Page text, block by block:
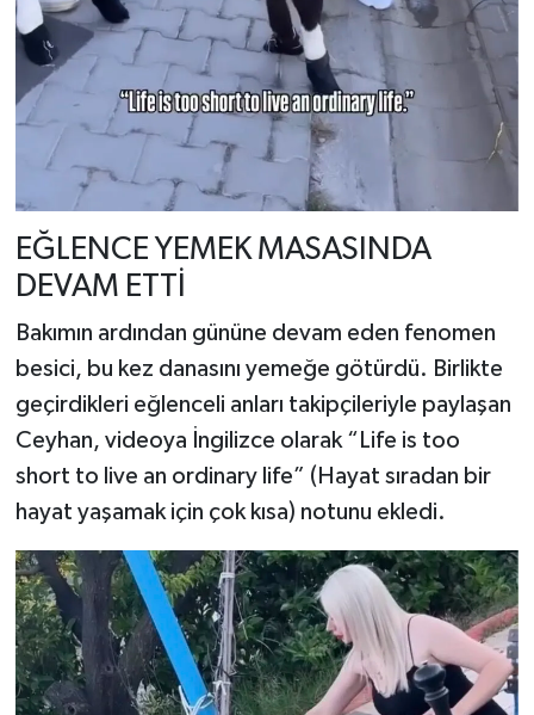
EĞLENCE YEMEK MASASINDA
DEVAM ETTİ
Bakımın ardından gününe devam eden fenomen
besici, bu kez danasını yemeğe götürdü. Birlikte
geçirdikleri eğlenceli anları takipçileriyle paylaşan
Ceyhan, videoya İngilizce olarak “Life is too
short to live an ordinary life” (Hayat sıradan bir
hayat yaşamak için çok kısa) notunu ekledi.